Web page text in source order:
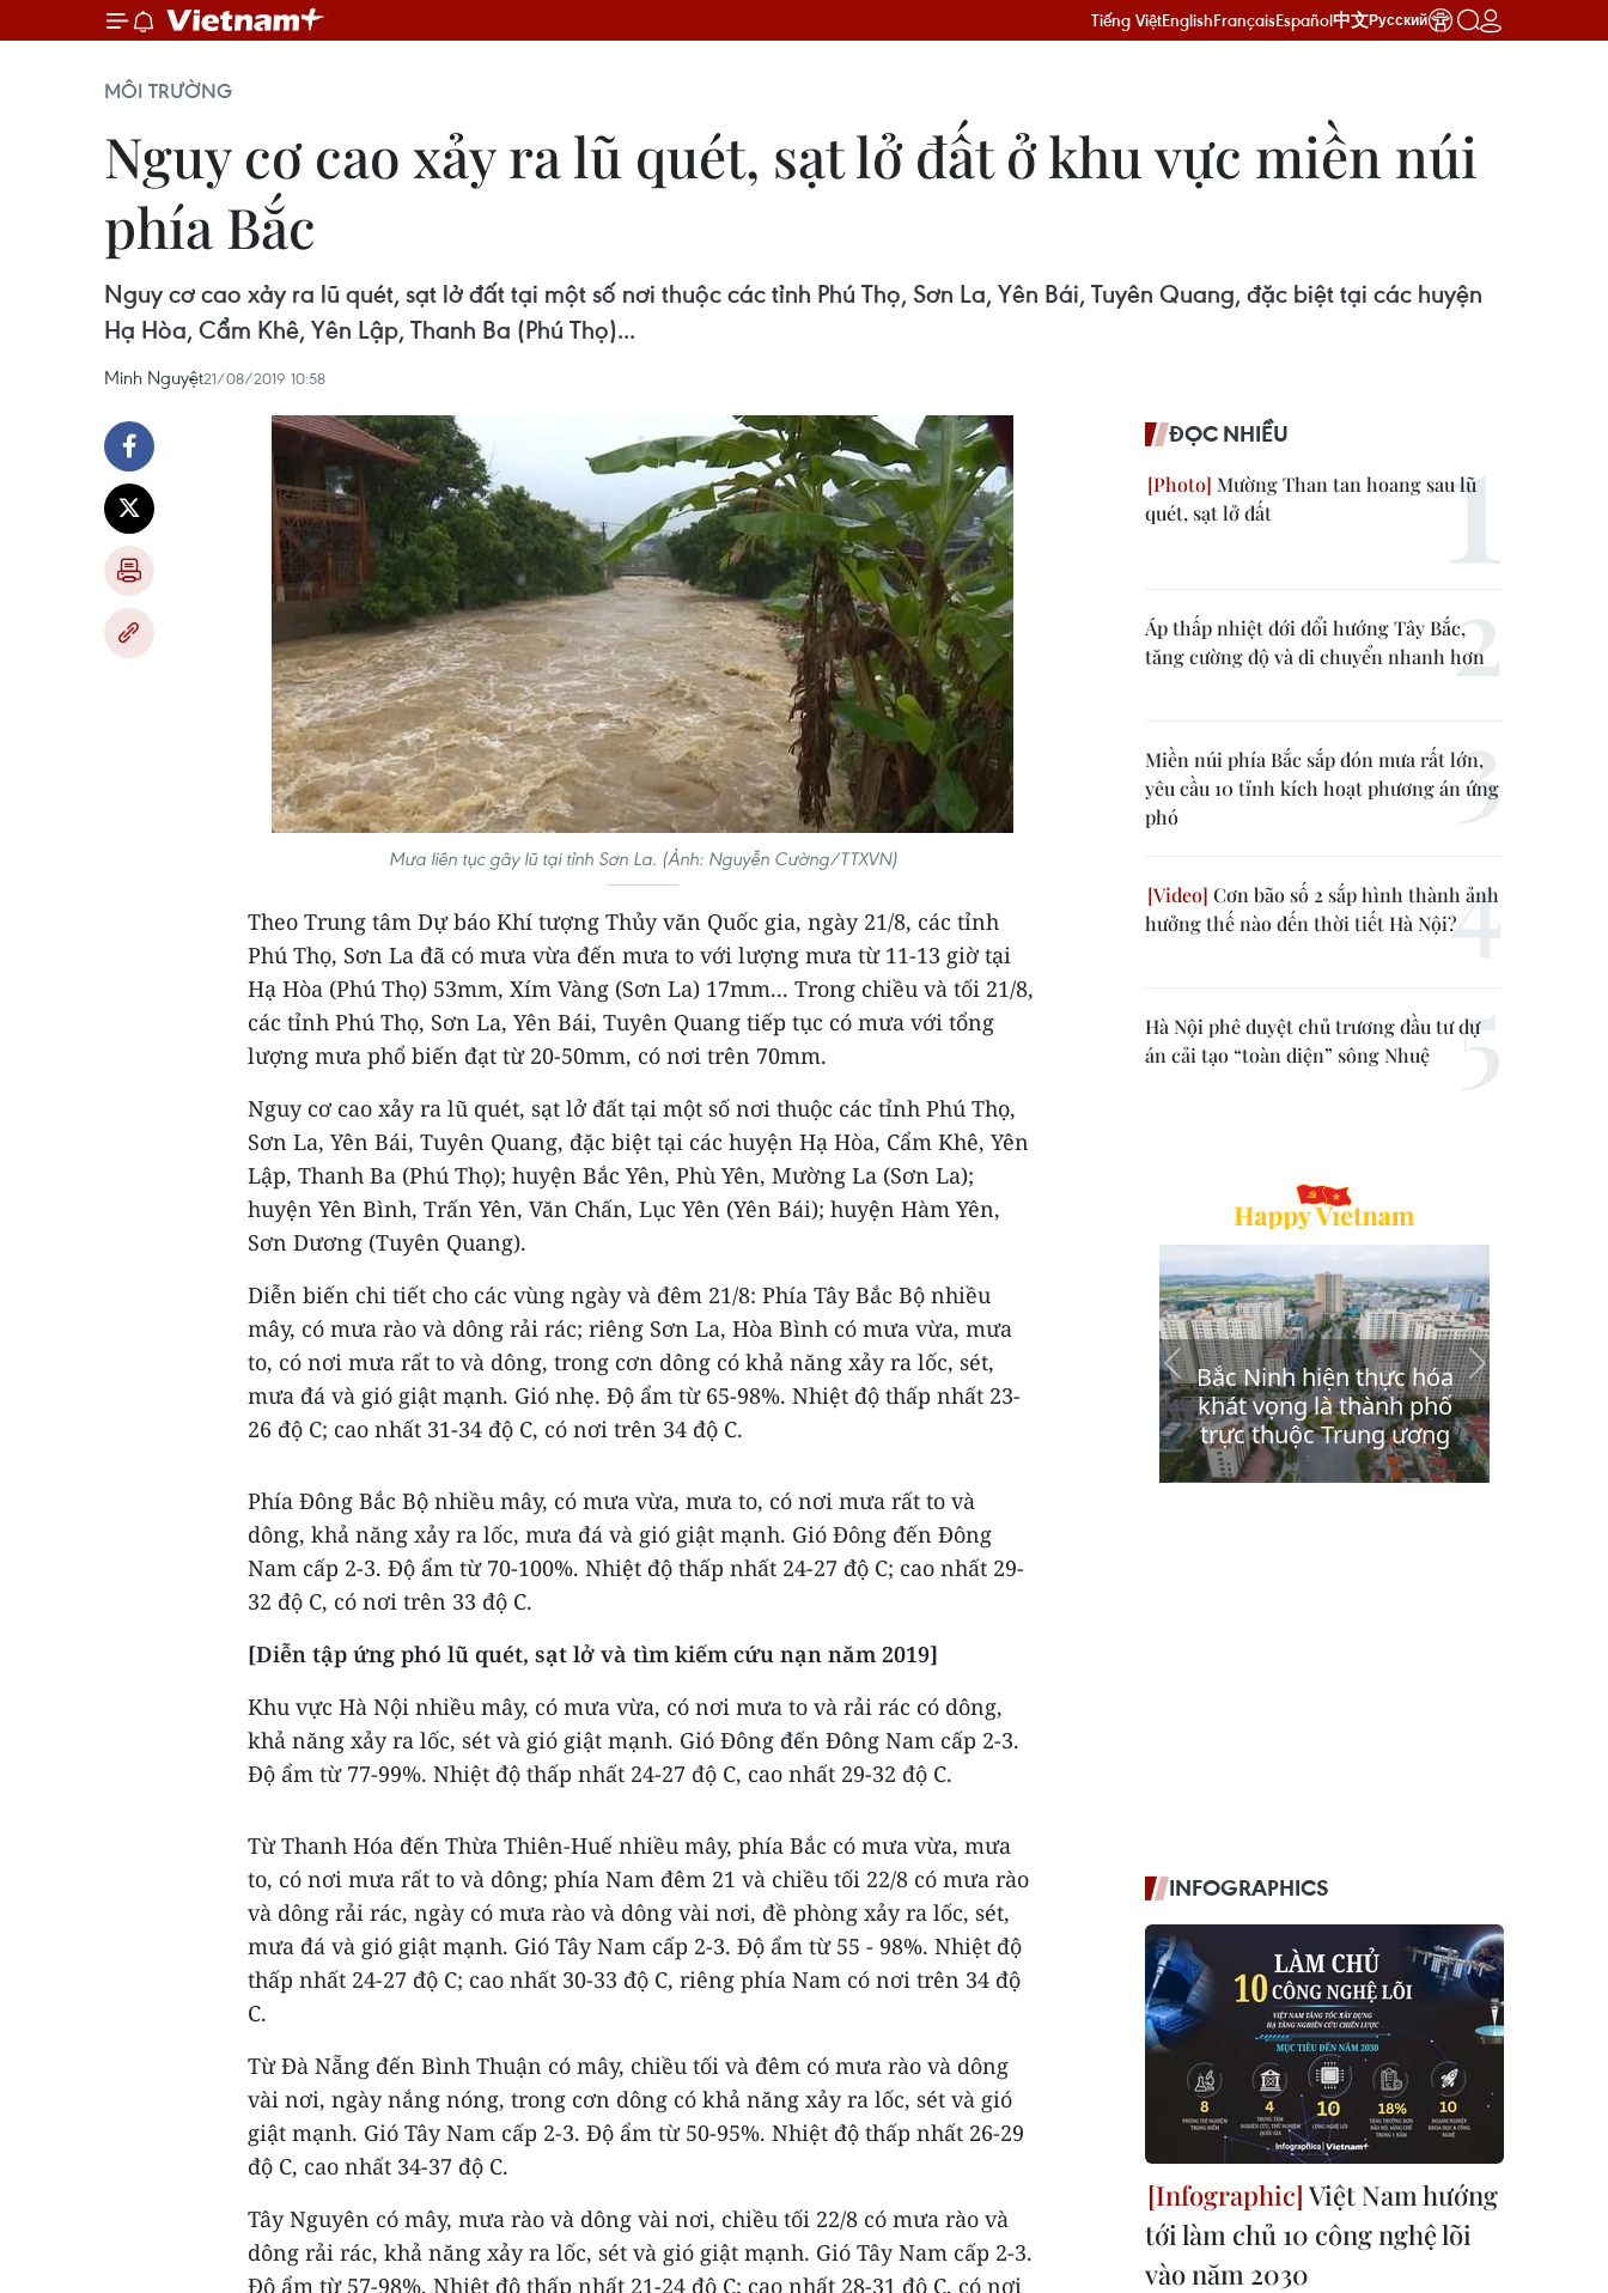
Tiếng ViệtEnglishFrançaisEspañol中文Русский
MÔI TRƯỜNG
Nguy cơ cao xảy ra lũ quét, sạt lở đất ở khu vực miền núi
phía Bắc
Nguy cơ cao xảy ra lũ quét, sạt lở đất tại một số nơi thuộc các tỉnh Phú Thọ, Sơn La, Yên Bái, Tuyên Quang, đặc biệt tại các huyện
Hạ Hòa, Cẩm Khê, Yên Lập, Thanh Ba (Phú Thọ)...
Minh Nguyệt21/08/2019 10:58
Mưa liên tục gây lũ tại tỉnh Sơn La. (Ảnh: Nguyễn Cường/TTXVN)
Theo Trung tâm Dự báo Khí tượng Thủy văn Quốc gia, ngày 21/8, các tỉnh
Phú Thọ, Sơn La đã có mưa vừa đến mưa to với lượng mưa từ 11-13 giờ tại
Hạ Hòa (Phú Thọ) 53mm, Xím Vàng (Sơn La) 17mm... Trong chiều và tối 21/8,
các tỉnh Phú Thọ, Sơn La, Yên Bái, Tuyên Quang tiếp tục có mưa với tổng
lượng mưa phổ biến đạt từ 20-50mm, có nơi trên 70mm.
Nguy cơ cao xảy ra lũ quét, sạt lở đất tại một số nơi thuộc các tỉnh Phú Thọ,
Sơn La, Yên Bái, Tuyên Quang, đặc biệt tại các huyện Hạ Hòa, Cẩm Khê, Yên
Lập, Thanh Ba (Phú Thọ); huyện Bắc Yên, Phù Yên, Mường La (Sơn La);
huyện Yên Bình, Trấn Yên, Văn Chấn, Lục Yên (Yên Bái); huyện Hàm Yên,
Sơn Dương (Tuyên Quang).
Diễn biến chi tiết cho các vùng ngày và đêm 21/8: Phía Tây Bắc Bộ nhiều
mây, có mưa rào và dông rải rác; riêng Sơn La, Hòa Bình có mưa vừa, mưa
to, có nơi mưa rất to và dông, trong cơn dông có khả năng xảy ra lốc, sét,
mưa đá và gió giật mạnh. Gió nhẹ. Độ ẩm từ 65-98%. Nhiệt độ thấp nhất 23-
26 độ C; cao nhất 31-34 độ C, có nơi trên 34 độ C.
Phía Đông Bắc Bộ nhiều mây, có mưa vừa, mưa to, có nơi mưa rất to và
dông, khả năng xảy ra lốc, mưa đá và gió giật mạnh. Gió Đông đến Đông
Nam cấp 2-3. Độ ẩm từ 70-100%. Nhiệt độ thấp nhất 24-27 độ C; cao nhất 29-
32 độ C, có nơi trên 33 độ C.
[Diễn tập ứng phó lũ quét, sạt lở và tìm kiếm cứu nạn năm 2019]
Khu vực Hà Nội nhiều mây, có mưa vừa, có nơi mưa to và rải rác có dông,
khả năng xảy ra lốc, sét và gió giật mạnh. Gió Đông đến Đông Nam cấp 2-3.
Độ ẩm từ 77-99%. Nhiệt độ thấp nhất 24-27 độ C, cao nhất 29-32 độ C.
Từ Thanh Hóa đến Thừa Thiên-Huế nhiều mây, phía Bắc có mưa vừa, mưa
to, có nơi mưa rất to và dông; phía Nam đêm 21 và chiều tối 22/8 có mưa rào
và dông rải rác, ngày có mưa rào và dông vài nơi, đề phòng xảy ra lốc, sét,
mưa đá và gió giật mạnh. Gió Tây Nam cấp 2-3. Độ ẩm từ 55 - 98%. Nhiệt độ
thấp nhất 24-27 độ C; cao nhất 30-33 độ C, riêng phía Nam có nơi trên 34 độ
C.
Từ Đà Nẵng đến Bình Thuận có mây, chiều tối và đêm có mưa rào và dông
vài nơi, ngày nắng nóng, trong cơn dông có khả năng xảy ra lốc, sét và gió
giật mạnh. Gió Tây Nam cấp 2-3. Độ ẩm từ 50-95%. Nhiệt độ thấp nhất 26-29
độ C, cao nhất 34-37 độ C.
Tây Nguyên có mây, mưa rào và dông vài nơi, chiều tối 22/8 có mưa rào và
dông rải rác, khả năng xảy ra lốc, sét và gió giật mạnh. Gió Tây Nam cấp 2-3.
Độ ẩm từ 57-98%. Nhiệt độ thấp nhất 21-24 độ C; cao nhất 28-31 độ C, có nơi
ĐỌC NHIỀU
Mường Than tan hoang sau lũ
quét, sạt lở đất
Áp thấp nhiệt đới đổi hướng Tây Bắc,
tăng cường độ và di chuyển nhanh hơn
Miền núi phía Bắc sắp đón mưa rất lớn,
yêu cầu 10 tỉnh kích hoạt phương án ứng
phó
Cơn bão số 2 sắp hình thành ảnh
hưởng thế nào đến thời tiết Hà Nội?
Hà Nội phê duyệt chủ trương đầu tư dự
án cải tạo “toàn diện” sông Nhuệ
INFOGRAPHICS
Việt Nam hướng
tới làm chủ 10 công nghệ lõi
vào năm 2030